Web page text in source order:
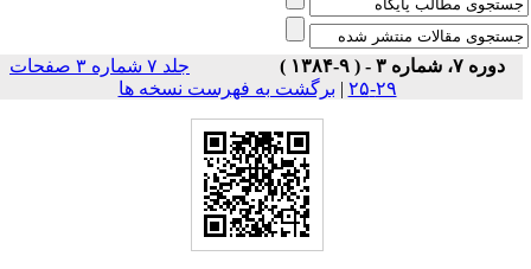
دوره ۷، شماره ۳ - ( ۹-۱۳۸۴ )
جلد ۷ شماره ۳ صفحات
۲۹-۲۵
|برگشت به فهرست نسخه ها